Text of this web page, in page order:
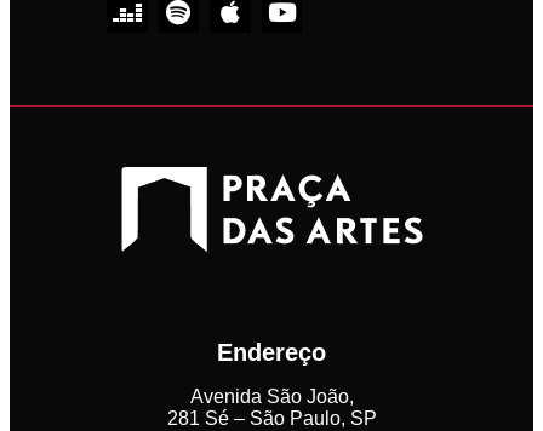
Endereço
Avenida São João,
281 Sé – São Paulo, SP